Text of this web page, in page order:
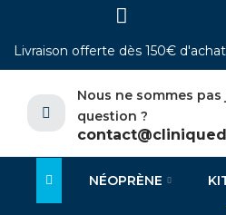
Livraison offerte dès 150€
Nous ne sommes
question ?
NÉOPRÈNE